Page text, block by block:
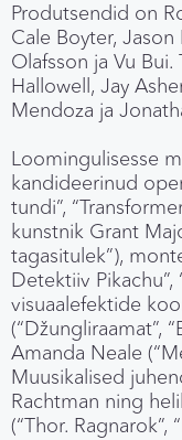
Produtsendid on
Cale Boyter,
Olafsson ja Vu
Hallowell, Jay
Mendoza ja
Loomingulisesse
kandideerinud
tundi”,
kunstnik Grant
tagasitulek”),
Detektiiv
visuaalefektide
(“Džungliraamat”,
Amanda Neale
Muusikalised
Rachtman ning
(“Thor. Ragnarok”,